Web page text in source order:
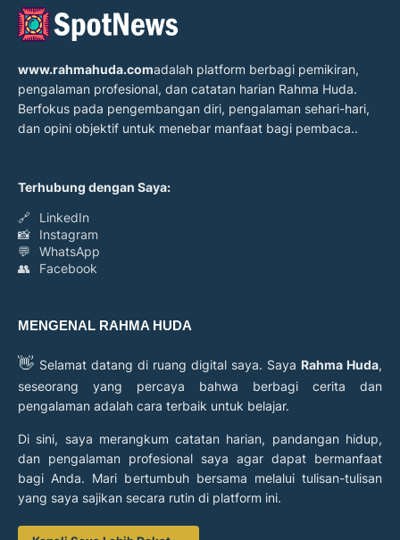
www.rahmahuda.comadalah platform berbagi pemikiran,
pengalaman profesional, dan catatan harian Rahma Huda.
Berfokus pada pengembangan diri, pengalaman sehari-hari,
dan opini objektif untuk menebar manfaat bagi pembaca..
Terhubung dengan Saya:
🔗
LinkedIn
📸
Instagram
💬
WhatsApp
👥
Facebook
MENGENAL RAHMA HUDA
👋 Selamat datang di ruang digital saya. Saya Rahma Huda,
seseorang yang percaya bahwa berbagi cerita dan
pengalaman adalah cara terbaik untuk belajar.
Di sini, saya merangkum catatan harian, pandangan hidup,
dan pengalaman profesional saya agar dapat bermanfaat
bagi Anda. Mari bertumbuh bersama melalui tulisan-tulisan
yang saya sajikan secara rutin di platform ini.